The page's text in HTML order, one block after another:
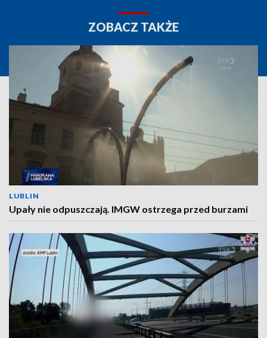
ZOBACZ TAKŻE
LUBLIN
Upały nie odpuszczają. IMGW ostrzega przed burzami